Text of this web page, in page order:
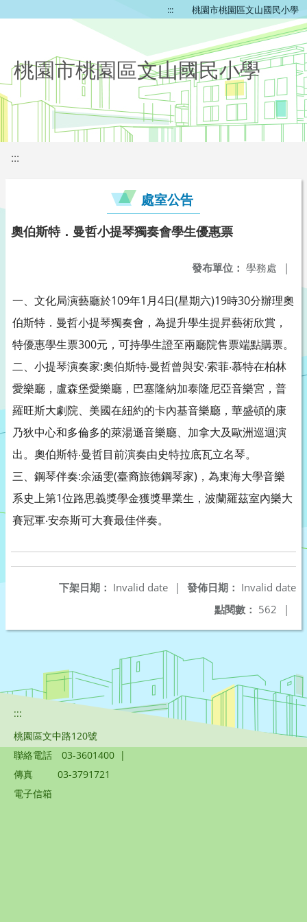
::: 桃園市桃園區文山國民小學
桃園市桃園區文山國民小學
:::
處室公告
奧伯斯特．曼哲小提琴獨奏會學生優惠票
發布單位： 學務處 |
一、文化局演藝廳於109年1月4日(星期六)19時30分辦理奧
伯斯特．曼哲小提琴獨奏會，為提升學生提昇藝術欣賞，
特優惠學生票300元，可持學生證至兩廳院售票端點購票。
二、小提琴演奏家:奧伯斯特‧曼哲曾與安‧索菲‧慕特在柏林
愛樂廳，盧森堡愛樂廳，巴塞隆納加泰隆尼亞音樂宮，普
羅旺斯大劇院、美國在紐約的卡內基音樂廳，華盛頓的康
乃狄中心和多倫多的萊湯遜音樂廳、加拿大及歐洲巡迴演
出。奧伯斯特‧曼哲目前演奏由史特拉底瓦立名琴。
三、鋼琴伴奏:余涵雯(臺裔旅德鋼琴家)，為東海大學音樂
系史上第1位路思義獎學金獲獎畢業生，波蘭羅茲室內樂大
賽冠軍‧安奈斯可大賽最佳伴奏。
發佈日期： Invalid date
下架日期： Invalid date
|
點閱數： 562 |
:::
桃園區文中路120號
聯絡電話
03-3601400 |
傳真
03-3791721
電子信箱